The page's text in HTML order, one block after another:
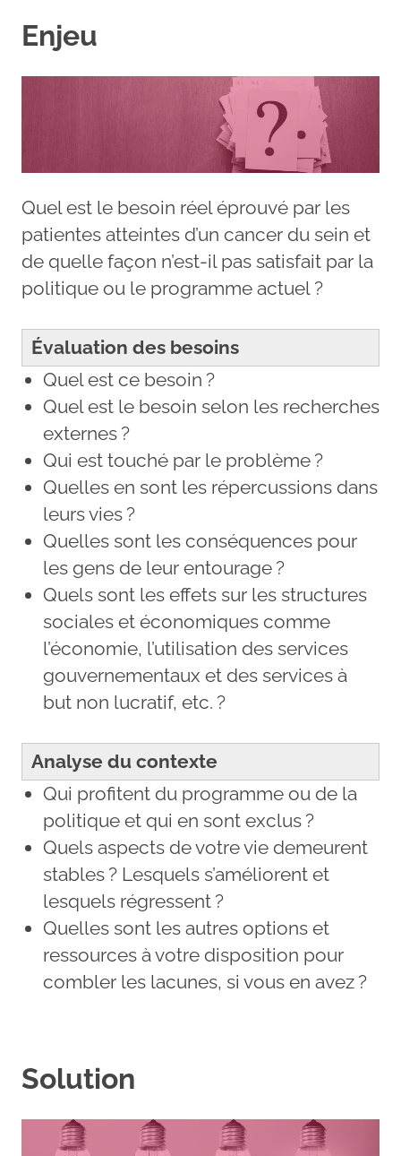
Enjeu
Quel est le besoin réel éprouvé par les
patientes atteintes d’un cancer du sein et
de quelle façon n’est-il pas satisfait par la
politique ou le programme actuel ?
Évaluation des besoins
Quel est ce besoin ?
Quel est le besoin selon les recherches
externes ?
Qui est touché par le problème ?
Quelles en sont les répercussions dans
leurs vies ?
Quelles sont les conséquences pour
les gens de leur entourage ?
Quels sont les effets sur les structures
sociales et économiques comme
l’économie, l’utilisation des services
gouvernementaux et des services à
but non lucratif, etc. ?
Analyse du contexte
Qui profitent du programme ou de la
politique et qui en sont exclus ?
Quels aspects de votre vie demeurent
stables ? Lesquels s’améliorent et
lesquels régressent ?
Quelles sont les autres options et
ressources à votre disposition pour
combler les lacunes, si vous en avez ?
Solution